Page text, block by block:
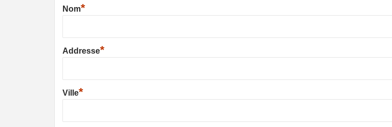
Nom*
Addresse*
Ville*